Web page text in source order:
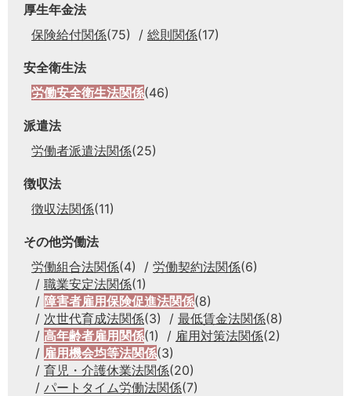
厚生年金法
保険給付関係(75) 総則関係(17)
安全衛生法
労働安全衛生法関係(46)
派遣法
労働者派遣法関係(25)
徴収法
徴収法関係(11)
その他労働法
労働組合法関係(4) 労働契約法関係(6)
職業安定法関係(1)
障害者雇用保険促進法関係(8)
次世代育成法関係(3) 最低賃金法関係(8)
高年齢者雇用関係(1) 雇用対策法関係(2)
雇用機会均等法関係(3)
育児・介護休業法関係(20)
パートタイム労働法関係(7)